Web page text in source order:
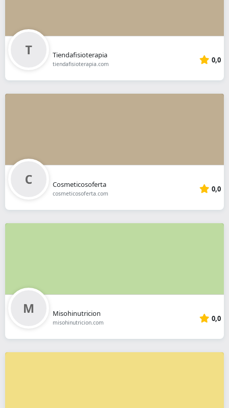
Tiendafisioterapia
tiendafisioterapia.com 0,0
Cosmeticosoferta
cosmeticosoferta.com 0,0
Misohinutricion
misohinutricion.com 0,0